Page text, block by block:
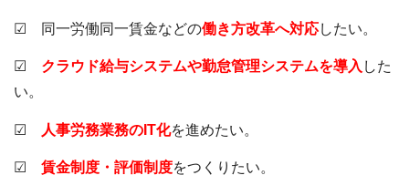
☑ 同一労働同一賃金などの働き方改革へ対応したい。
☑ クラウド給与システムや勤怠管理システムを導入 した
い。
☑ 人事労務業務のIT化を進めたい。
☑ 賃金制度・評価制度をつくりたい。